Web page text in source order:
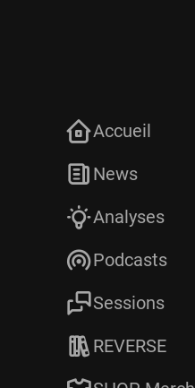
Accueil
News
Analyses
Podcasts
Sessions
REVERSE